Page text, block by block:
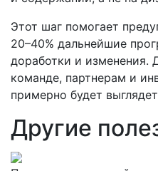
Этот шаг помогает
20–40% дальнейшие
доработки и изменения.
команде, партнерам и
примерно будет
Другие